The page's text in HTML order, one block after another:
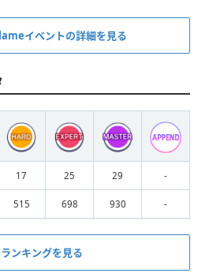
イベントの詳細を見る
17 25 29 -
515 698 930 -
ンキングを見る